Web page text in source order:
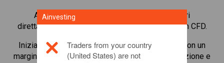
Accedi subito alle materie prime più popolari
direttamente dalla nostra piattaforma di trading in CFD.
Inizia a fare trading in CFD suGold/CNY gram
con un
margine di mantenimento minimo, migliore esecuzione e
Ainvesting
Traders from your country
(United States) are not